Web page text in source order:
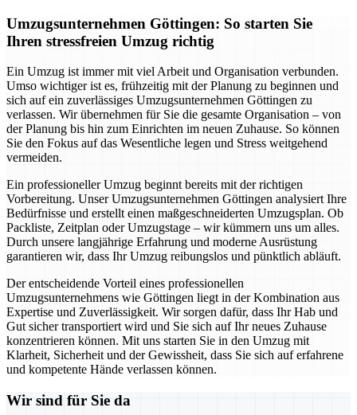
Umzugsunternehmen Göttingen: So starten Sie
Ihren stressfreien Umzug richtig
Ein Umzug ist immer mit viel Arbeit und Organisation verbunden.
Umso wichtiger ist es, frühzeitig mit der Planung zu beginnen und
sich auf ein zuverlässiges Umzugsunternehmen Göttingen zu
verlassen. Wir übernehmen für Sie die gesamte Organisation – von
der Planung bis hin zum Einrichten im neuen Zuhause. So können
Sie den Fokus auf das Wesentliche legen und Stress weitgehend
vermeiden.
Ein professioneller Umzug beginnt bereits mit der richtigen
Vorbereitung. Unser Umzugsunternehmen Göttingen analysiert Ihre
Bedürfnisse und erstellt einen maßgeschneiderten Umzugsplan. Ob
Packliste, Zeitplan oder Umzugstage – wir kümmern uns um alles.
Durch unsere langjährige Erfahrung und moderne Ausrüstung
garantieren wir, dass Ihr Umzug reibungslos und pünktlich abläuft.
Der entscheidende Vorteil eines professionellen
Umzugsunternehmens wie Göttingen liegt in der Kombination aus
Expertise und Zuverlässigkeit. Wir sorgen dafür, dass Ihr Hab und
Gut sicher transportiert wird und Sie sich auf Ihr neues Zuhause
konzentrieren können. Mit uns starten Sie in den Umzug mit
Klarheit, Sicherheit und der Gewissheit, dass Sie sich auf erfahrene
und kompetente Hände verlassen können.
Wir sind für Sie da